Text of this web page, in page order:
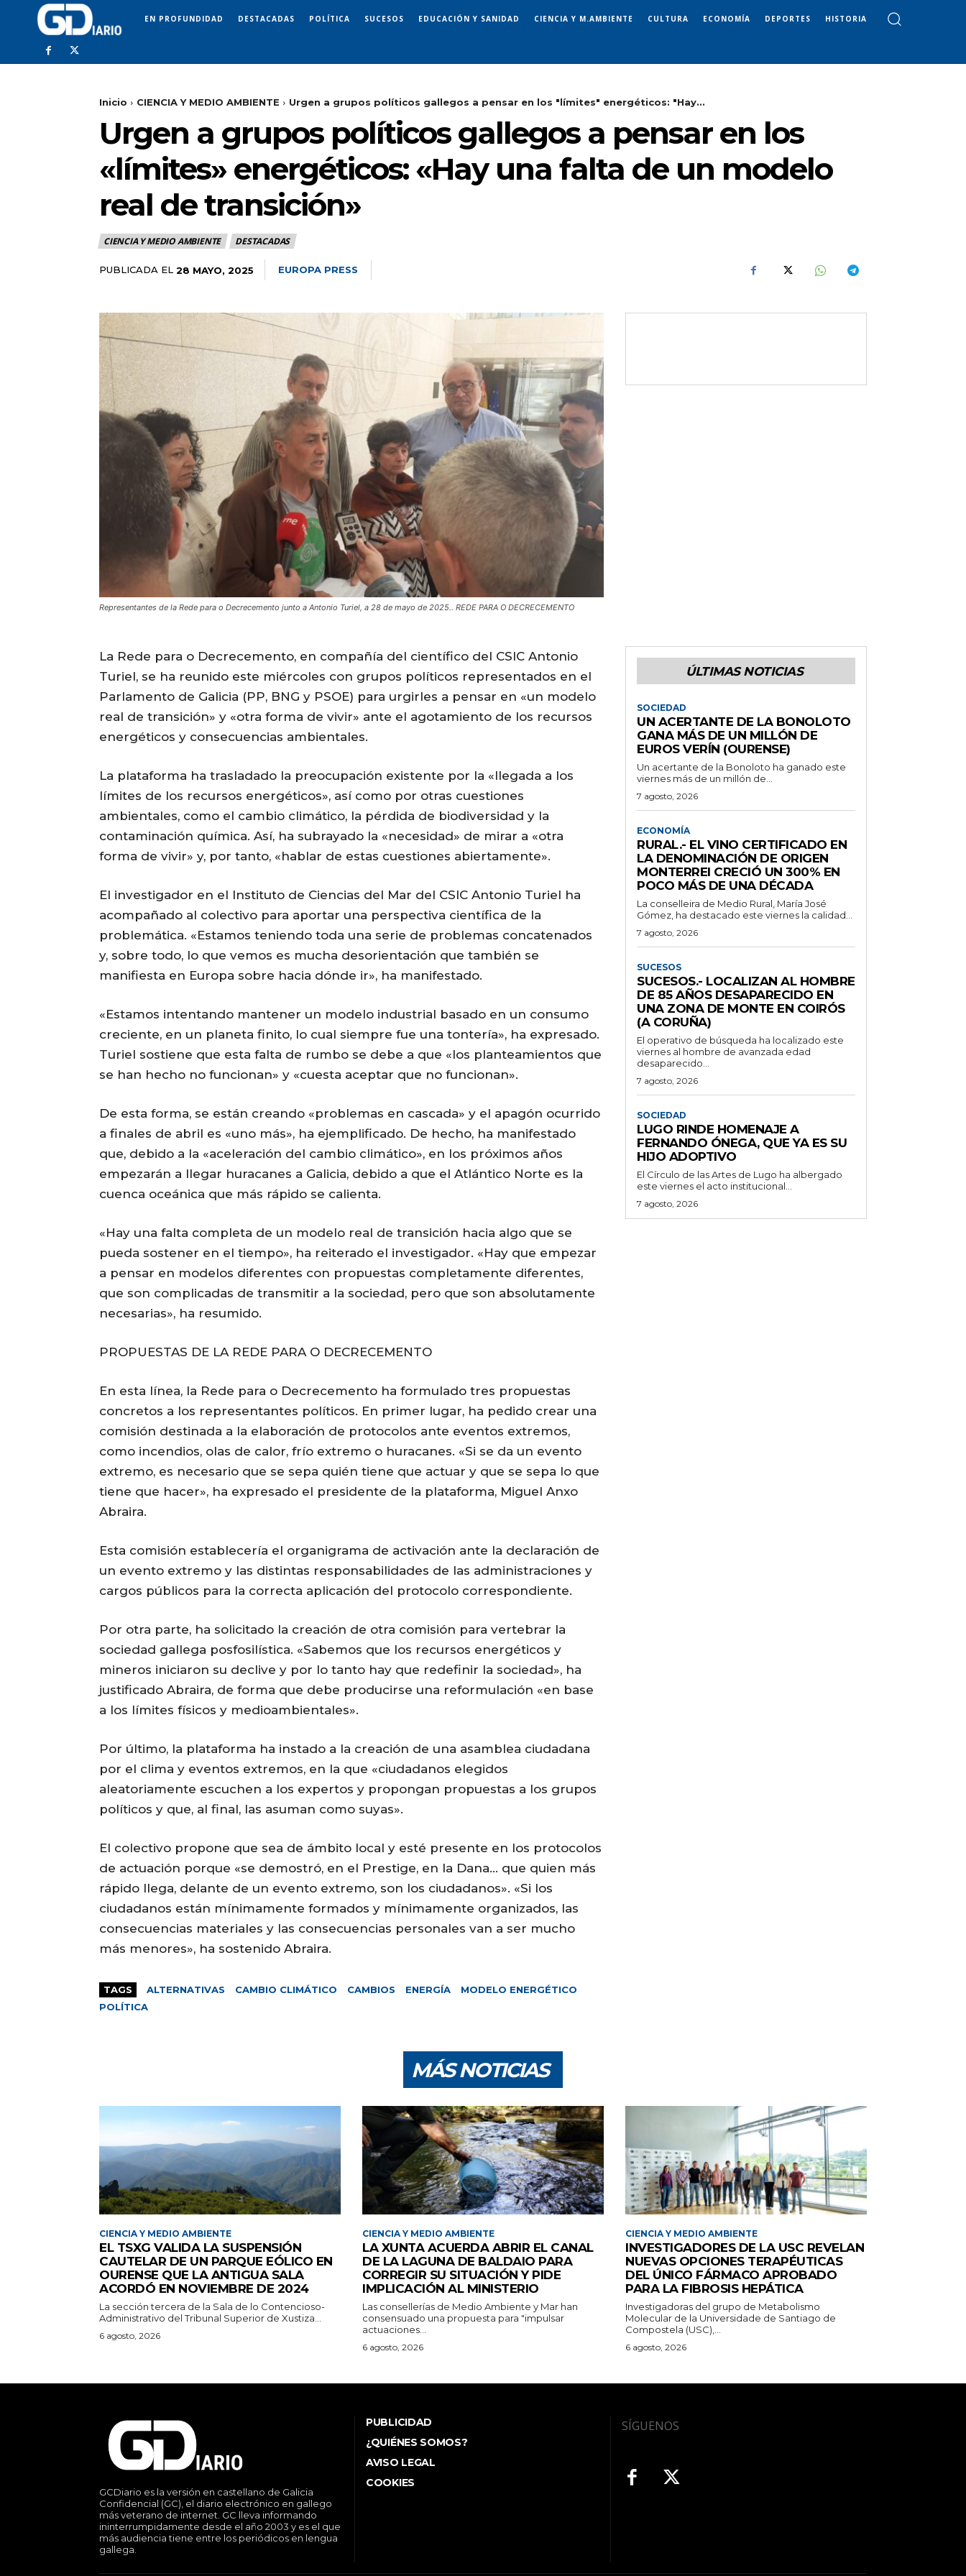
EN PROFUNDIDAD DESTACADAS POLÍTICA SUCESOS EDUCACIÓN Y SANIDAD CIENCIA Y M.AMBIENTE CULTURA ECONOMÍA DEPORTES HISTORIA
Inicio CIENCIA Y MEDIO AMBIENTE Urgen a grupos políticos gallegos a pensar en los "límites" energéticos: "Hay...
Urgen a grupos políticos gallegos a pensar en los
«límites» energéticos: «Hay una falta de un modelo
real de transición»
CIENCIA Y MEDIO AMBIENTE DESTACADAS
PUBLICADA EL 28 MAYO, 2025 EUROPA PRESS
Representantes de la Rede para o Decrecemento junto a Antonio Turiel, a 28 de mayo de 2025.. REDE PARA O DECRECEMENTO
La Rede para o Decrecemento, en compañía del científico del CSIC Antonio
Turiel, se ha reunido este miércoles con grupos políticos representados en el
Parlamento de Galicia (PP, BNG y PSOE) para urgirles a pensar en «un modelo
real de transición» y «otra forma de vivir» ante el agotamiento de los recursos
energéticos y consecuencias ambientales.
La plataforma ha trasladado la preocupación existente por la «llegada a los
límites de los recursos energéticos», así como por otras cuestiones
ambientales, como el cambio climático, la pérdida de biodiversidad y la
contaminación química. Así, ha subrayado la «necesidad» de mirar a «otra
forma de vivir» y, por tanto, «hablar de estas cuestiones abiertamente».
El investigador en el Instituto de Ciencias del Mar del CSIC Antonio Turiel ha
acompañado al colectivo para aportar una perspectiva científica de la
problemática. «Estamos teniendo toda una serie de problemas concatenados
y, sobre todo, lo que vemos es mucha desorientación que también se
manifiesta en Europa sobre hacia dónde ir», ha manifestado.
«Estamos intentando mantener un modelo industrial basado en un consumo
creciente, en un planeta finito, lo cual siempre fue una tontería», ha expresado.
Turiel sostiene que esta falta de rumbo se debe a que «los planteamientos que
se han hecho no funcionan» y «cuesta aceptar que no funcionan».
De esta forma, se están creando «problemas en cascada» y el apagón ocurrido
a finales de abril es «uno más», ha ejemplificado. De hecho, ha manifestado
que, debido a la «aceleración del cambio climático», en los próximos años
empezarán a llegar huracanes a Galicia, debido a que el Atlántico Norte es la
cuenca oceánica que más rápido se calienta.
«Hay una falta completa de un modelo real de transición hacia algo que se
pueda sostener en el tiempo», ha reiterado el investigador. «Hay que empezar
a pensar en modelos diferentes con propuestas completamente diferentes,
que son complicadas de transmitir a la sociedad, pero que son absolutamente
necesarias», ha resumido.
PROPUESTAS DE LA REDE PARA O DECRECEMENTO
En esta línea, la Rede para o Decrecemento ha formulado tres propuestas
concretos a los representantes políticos. En primer lugar, ha pedido crear una
comisión destinada a la elaboración de protocolos ante eventos extremos,
como incendios, olas de calor, frío extremo o huracanes. «Si se da un evento
extremo, es necesario que se sepa quién tiene que actuar y que se sepa lo que
tiene que hacer», ha expresado el presidente de la plataforma, Miguel Anxo
Abraira.
Esta comisión establecería el organigrama de activación ante la declaración de
un evento extremo y las distintas responsabilidades de las administraciones y
cargos públicos para la correcta aplicación del protocolo correspondiente.
Por otra parte, ha solicitado la creación de otra comisión para vertebrar la
sociedad gallega posfosilística. «Sabemos que los recursos energéticos y
mineros iniciaron su declive y por lo tanto hay que redefinir la sociedad», ha
justificado Abraira, de forma que debe producirse una reformulación «en base
a los límites físicos y medioambientales».
Por último, la plataforma ha instado a la creación de una asamblea ciudadana
por el clima y eventos extremos, en la que «ciudadanos elegidos
aleatoriamente escuchen a los expertos y propongan propuestas a los grupos
políticos y que, al final, las asuman como suyas».
El colectivo propone que sea de ámbito local y esté presente en los protocolos
de actuación porque «se demostró, en el Prestige, en la Dana… que quien más
rápido llega, delante de un evento extremo, son los ciudadanos». «Si los
ciudadanos están mínimamente formados y mínimamente organizados, las
consecuencias materiales y las consecuencias personales van a ser mucho
más menores», ha sostenido Abraira.
TAGS ALTERNATIVAS CAMBIO CLIMÁTICO CAMBIOS ENERGÍA
MODELO ENERGÉTICO
POLÍTICA
ÚLTIMAS NOTICIAS
SOCIEDAD
UN ACERTANTE DE LA BONOLOTO
GANA MÁS DE UN MILLÓN DE
EUROS VERÍN (OURENSE)
Un acertante de la Bonoloto ha ganado este
viernes más de un millón de...
7 agosto, 2026
ECONOMÍA
RURAL.- EL VINO CERTIFICADO EN
LA DENOMINACIÓN DE ORIGEN
MONTERREI CRECIÓ UN 300% EN
POCO MÁS DE UNA DÉCADA
La conselleira de Medio Rural, María José
Gómez, ha destacado este viernes la calidad...
7 agosto, 2026
SUCESOS
SUCESOS.- LOCALIZAN AL HOMBRE
DE 85 AÑOS DESAPARECIDO EN
UNA ZONA DE MONTE EN COIRÓS
(A CORUÑA)
El operativo de búsqueda ha localizado este
viernes al hombre de avanzada edad
desaparecido...
7 agosto, 2026
SOCIEDAD
LUGO RINDE HOMENAJE A
FERNANDO ÓNEGA, QUE YA ES SU
HIJO ADOPTIVO
El Círculo de las Artes de Lugo ha albergado
este viernes el acto institucional...
7 agosto, 2026
MÁS NOTICIAS
CIENCIA Y MEDIO AMBIENTE
EL TSXG VALIDA LA SUSPENSIÓN
CAUTELAR DE UN PARQUE EÓLICO EN
OURENSE QUE LA ANTIGUA SALA
ACORDÓ EN NOVIEMBRE DE 2024
La sección tercera de la Sala de lo Contencioso-
Administrativo del Tribunal Superior de Xustiza...
6 agosto, 2026
CIENCIA Y MEDIO AMBIENTE
LA XUNTA ACUERDA ABRIR EL CANAL
DE LA LAGUNA DE BALDAIO PARA
CORREGIR SU SITUACIÓN Y PIDE
IMPLICACIÓN AL MINISTERIO
Las consellerías de Medio Ambiente y Mar han
consensuado una propuesta para "impulsar
actuaciones...
6 agosto, 2026
CIENCIA Y MEDIO AMBIENTE
INVESTIGADORES DE LA USC REVELAN
NUEVAS OPCIONES TERAPÉUTICAS
DEL ÚNICO FÁRMACO APROBADO
PARA LA FIBROSIS HEPÁTICA
Investigadoras del grupo de Metabolismo
Molecular de la Universidade de Santiago de
Compostela (USC),...
6 agosto, 2026
GCDiario es la versión en castellano de Galicia
Confidencial (GC), el diario electrónico en gallego
más veterano de internet. GC lleva informando
ininterrumpidamente desde el año 2003 y es el que
más audiencia tiene entre los periódicos en lengua
gallega.
PUBLICIDAD
¿QUIÉNES SOMOS?
AVISO LEGAL
COOKIES
SÍGUENOS